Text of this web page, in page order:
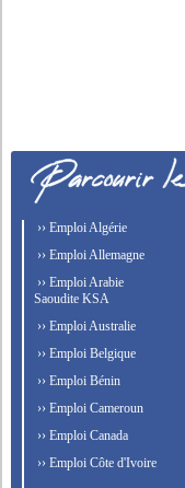
›› Emploi Algérie
›› Emploi Allemagne
›› Emploi Arabie
Saoudite KSA
›› Emploi Australie
›› Emploi Belgique
›› Emploi Bénin
›› Emploi Cameroun
›› Emploi Canada
›› Emploi Côte d'Ivoire